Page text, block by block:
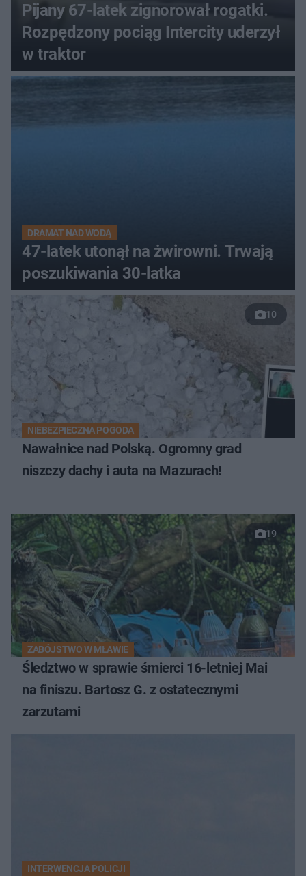
Pijany 67-latek zignorował rogatki.
Rozpędzony pociąg Intercity uderzył
w traktor
DRAMAT NAD WODĄ
47-latek utonął na żwirowni. Trwają
poszukiwania 30-latka
10
NIEBEZPIECZNA POGODA
Nawałnice nad Polską. Ogromny grad
niszczy dachy i auta na Mazurach!
19
ZABÓJSTWO W MŁAWIE
Śledztwo w sprawie śmierci 16-letniej Mai
na finiszu. Bartosz G. z ostatecznymi
zarzutami
INTERWENCJA POLICJI